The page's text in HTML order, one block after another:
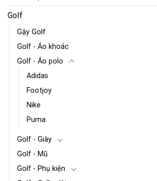
Golf
Gậy Golf
Golf - Áo khoác
Golf - Áo polo
Adidas
Footjoy
Nike
Puma
Golf - Giày
Golf - Mũ
Golf - Phụ kiện